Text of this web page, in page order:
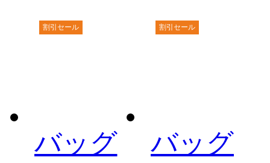
割引セール
バッグ
割引セール
バッグ